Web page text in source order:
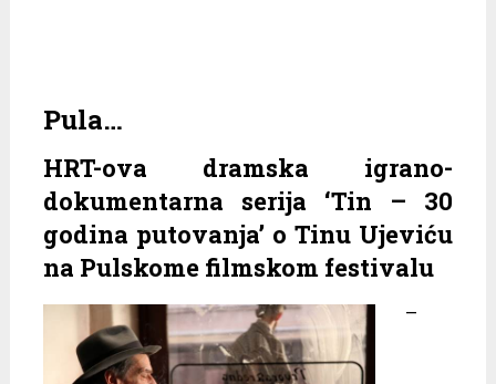
Pula…
HRT-ova dramska igrano-
dokumentarna serija ‘Tin – 30
godina putovanja’ o Tinu Ujeviću
na Pulskome filmskom festivalu
–